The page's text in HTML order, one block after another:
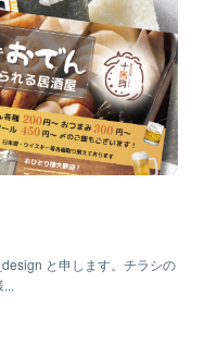
と申します。チラシの